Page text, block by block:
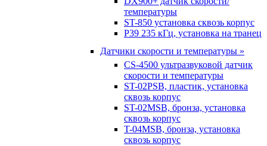
температуры
ST-850 установка сквозь корпус
P39 235 кГц, установка на транец
Датчики скорости и температуры »
CS-4500 ультразвуковой датчик
скорости и температуры
ST-02PSB, пластик, установка
сквозь корпус
ST-02MSB, бронза, установка
сквозь корпус
T-04MSB, бронза, установка
сквозь корпус